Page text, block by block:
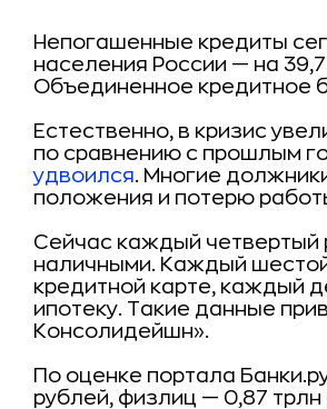
Непогашенные кредиты
населения России — на
Объединенное кредитное
Естественно, в кризис
по сравнению с прошлым
удвоился. Многие
положения и потерю
Сейчас каждый четвертый
наличными. Каждый
кредитной карте, каждый
ипотеку. Такие данные
Консолидейшн».
По оценке портала
рублей, физлиц — 0,87 трлн